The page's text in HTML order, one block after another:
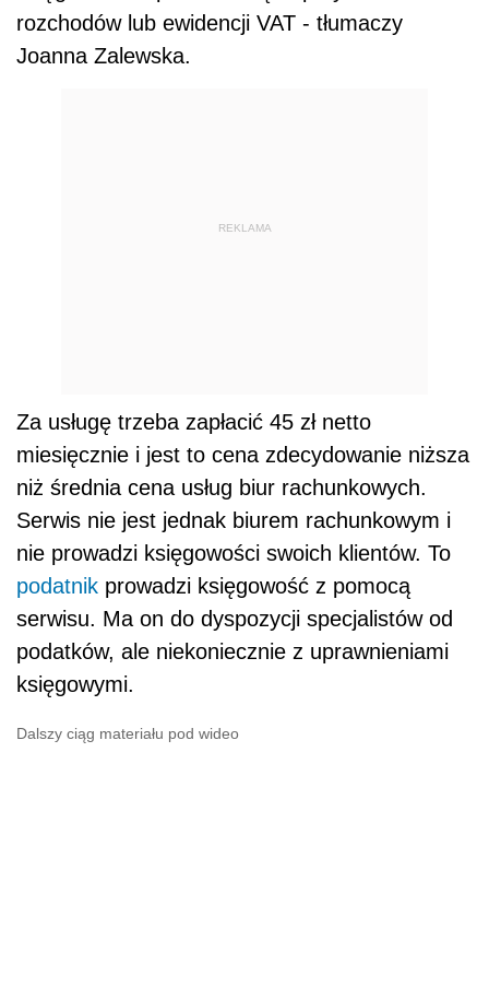
rozchodów lub ewidencji VAT - tłumaczy
Joanna Zalewska.
REKLAMA
Za usługę trzeba zapłacić 45 zł netto
miesięcznie i jest to cena zdecydowanie niższa
niż średnia cena usług biur rachunkowych.
Serwis nie jest jednak biurem rachunkowym i
nie prowadzi księgowości swoich klientów. To
podatnik prowadzi księgowość z pomocą
serwisu. Ma on do dyspozycji specjalistów od
podatków, ale niekoniecznie z uprawnieniami
księgowymi.
Dalszy ciąg materiału pod wideo